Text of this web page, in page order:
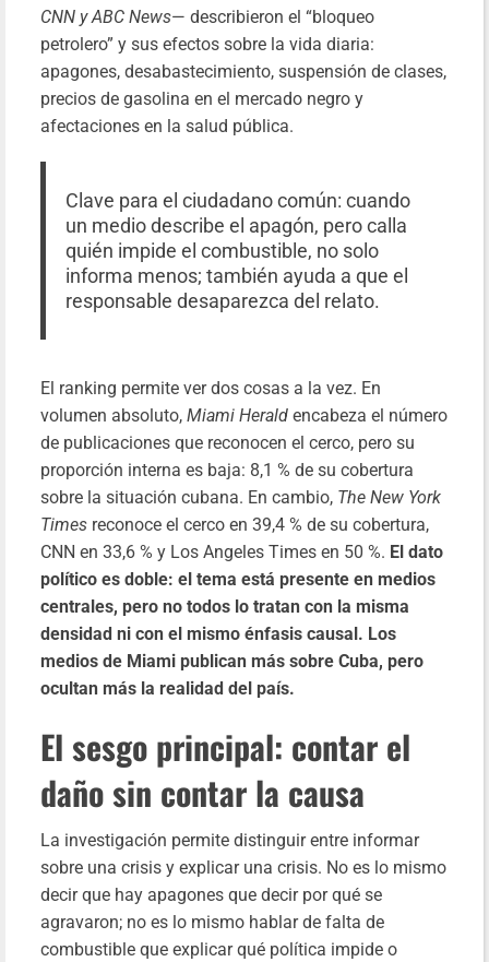
CNN y ABC News— describieron el “bloqueo
petrolero” y sus efectos sobre la vida diaria:
apagones, desabastecimiento, suspensión de clases,
precios de gasolina en el mercado negro y
afectaciones en la salud pública.
Clave para el ciudadano común: cuando
un medio describe el apagón, pero calla
quién impide el combustible, no solo
informa menos; también ayuda a que el
responsable desaparezca del relato.
El ranking permite ver dos cosas a la vez. En
volumen absoluto, Miami Herald encabeza el número
de publicaciones que reconocen el cerco, pero su
proporción interna es baja: 8,1 % de su cobertura
sobre la situación cubana. En cambio, The New York
Times reconoce el cerco en 39,4 % de su cobertura,
CNN en 33,6 % y Los Angeles Times en 50 %. El dato
político es doble: el tema está presente en medios
centrales, pero no todos lo tratan con la misma
densidad ni con el mismo énfasis causal. Los
medios de Miami publican más sobre Cuba, pero
ocultan más la realidad del país.
El sesgo principal: contar el
daño sin contar la causa
La investigación permite distinguir entre informar
sobre una crisis y explicar una crisis. No es lo mismo
decir que hay apagones que decir por qué se
agravaron; no es lo mismo hablar de falta de
combustible que explicar qué política impide o